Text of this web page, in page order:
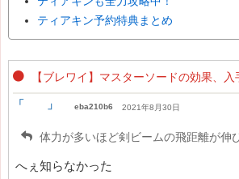
ティアキン予約特典まとめ
【ブレワイ】マスターソードの効果、入
「 」 eba210b6 2021年8月30日
体力が多いほど剣ビームの飛距離が伸
へぇ知らなかった